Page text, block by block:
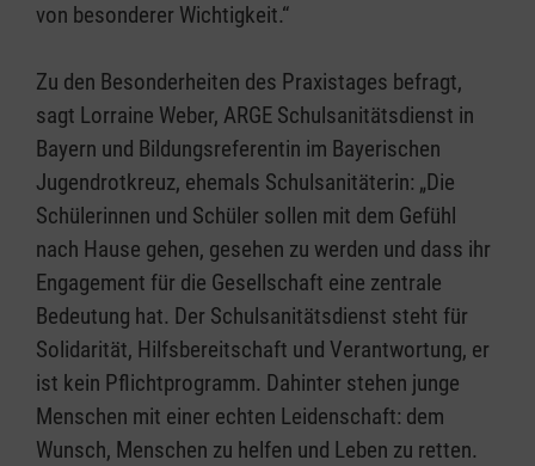
von besonderer Wichtigkeit.“
Zu den Besonderheiten des Praxistages befragt,
sagt Lorraine Weber, ARGE Schulsanitätsdienst in
Bayern und Bildungsreferentin im Bayerischen
Jugendrotkreuz, ehemals Schulsanitäterin: „Die
Schülerinnen und Schüler sollen mit dem Gefühl
nach Hause gehen, gesehen zu werden und dass ihr
Engagement für die Gesellschaft eine zentrale
Bedeutung hat. Der Schulsanitätsdienst steht für
Solidarität, Hilfsbereitschaft und Verantwortung, er
ist kein Pflichtprogramm. Dahinter stehen junge
Menschen mit einer echten Leidenschaft: dem
Wunsch, Menschen zu helfen und Leben zu retten.